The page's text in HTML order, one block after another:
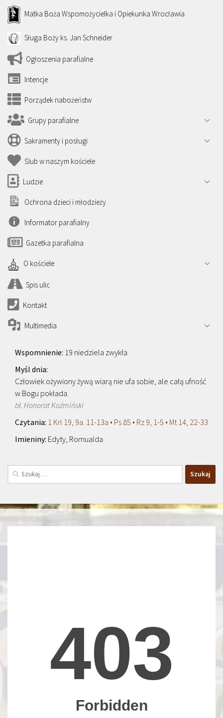
Matka Boża Wspomożycielka i Opiekunka Wrocławia
Sługa Boży ks. Jan Schneider
Ogłoszenia parafialne
Intencje
Porządek nabożeństw
Grupy parafialne
Sakramenty i posługi
Ślub w naszym kościele
Ludzie
Ochrona dzieci i młodzieży
Informator parafialny
Gazetka parafialna
O kościele
Spis ulic
Kontakt
Multimedia
19 niedziela zwykła
Człowiek ożywiony żywą wiarą nie ufa sobie, ale całą ufność
w Bogu pokłada.
bł. Honorat Koźmiński
1 Krl 19, 9a. 11-13a • Ps 85 • Rz 9, 1-5 • Mt 14, 22-33
Edyty, Romualda
Szukaj: